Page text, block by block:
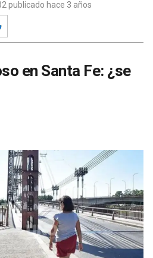
publicado hace 3 años
en Santa Fe: ¿se